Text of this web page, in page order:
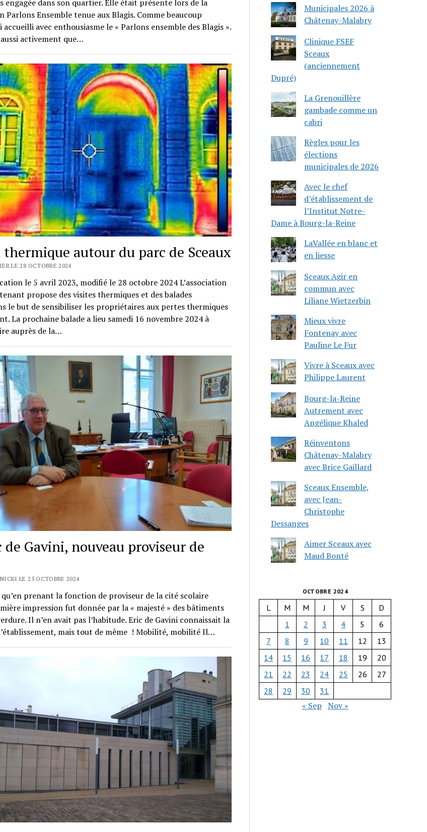
engagée dans son quartier. Elle était présente lors de la
Parlons Ensemble tenue aux Blagis. Comme beaucoup
accueilli avec enthousiasme le « Parlons ensemble des Blagis ».
activement que…
autour du parc de Sceaux
LE 28 OCTOBRE 2024
le 5 avril 2023, modifié le 28 octobre 2024 L’association
propose des visites thermiques et des balades
le but de sensibiliser les propriétaires aux pertes thermiques
La prochaine balade a lieu samedi 16 novembre 2024 à
auprès de la…
de Gavini, nouveau proviseur de
LE 25 OCTOBRE 2024
prenant la fonction de proviseur de la cité scolaire
impression fut donnée par la « majesté » des bâtiments
Il n’en avait pas l’habitude. Eric de Gavini connaissait la
mais tout de même ! Mobilité, mobilité Il…
Municipales 2026 à
Châtenay-Malabry
Clinique FSEF
Sceaux
(anciennement
Dupré)
La Grenouillère
gambade comme un
cabri
Règles pour les
élections
municipales de 2026
Avec le chef
d’établissement de
l’Institut Notre-
Dame à Bourg-la-Reine
LaVallée en blanc et
en liesse
Sceaux Agir en
commun avec
Liliane Wietzerbin
Mieux vivre
Fontenay avec
Pauline Le Fur
Vivre à Sceaux avec
Philippe Laurent
Bourg-la-Reine
Autrement avec
Angélique Khaled
Réinventons
Châtenay-Malabry
avec Brice Gaillard
Sceaux Ensemble,
avec Jean-
Christophe
Dessanges
Aimer Sceaux avec
Maud Bonté
OCTOBRE 2024
L M M J V S
D
1
2 3 4 5
6
7
8 9 10 11 12
13
14
15 16 17 18 19
20
21
22 23 24 25 26
27
28
29 30 31
« Sep Nov »